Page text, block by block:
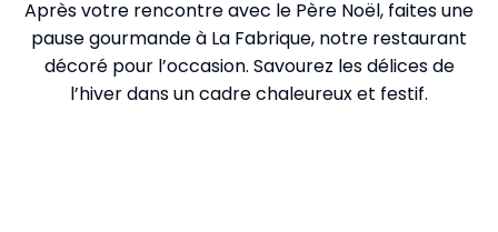
Après votre rencontre avec le Père Noël, faites une
pause gourmande à La Fabrique, notre restaurant
décoré pour l’occasion. Savourez les délices de
l’hiver dans un cadre chaleureux et festif.